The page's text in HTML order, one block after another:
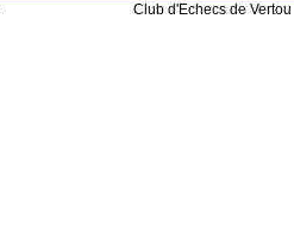
Club d'Echecs de Vertou